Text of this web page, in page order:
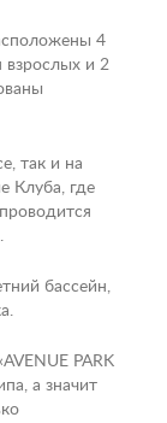
4
взрослых и 2
так и на
Клуба, где
бассейн,
PARK
а значит